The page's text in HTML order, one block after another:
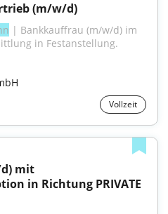
(m/w/d)
| Bankkauffrau (m/w/d) im
in Festanstellung.
Vollzeit
mit
in Richtung PRIVATE